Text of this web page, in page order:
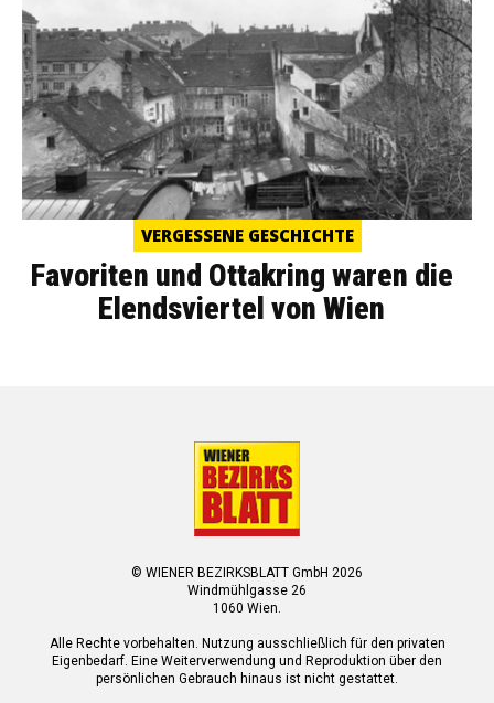
VERGESSENE GESCHICHTE
Favoriten und Ottakring waren die
Elendsviertel von Wien
© WIENER BEZIRKSBLATT GmbH 2026
Windmühlgasse 26
1060 Wien.
Alle Rechte vorbehalten. Nutzung ausschließlich für den privaten
Eigenbedarf. Eine Weiterverwendung und Reproduktion über den
persönlichen Gebrauch hinaus ist nicht gestattet.